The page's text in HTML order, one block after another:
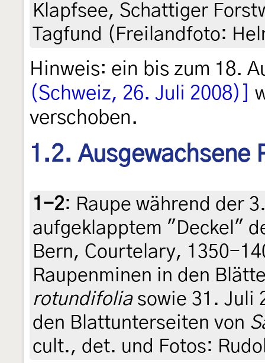
Klapfsee, Schattiger
Tagfund (Freilandfoto:
Hinweis: ein bis zum 18.
(Schweiz, 26. Juli 2008)]
verschoben.
1.2. Ausgewachsene
1-2: Raupe während der
aufgeklapptem "Deckel"
Bern, Courtelary, 1350-
Raupenminen in den
rotundifoliasowie 31. Juli
den Blattunterseiten von
cult., det. und Fotos: